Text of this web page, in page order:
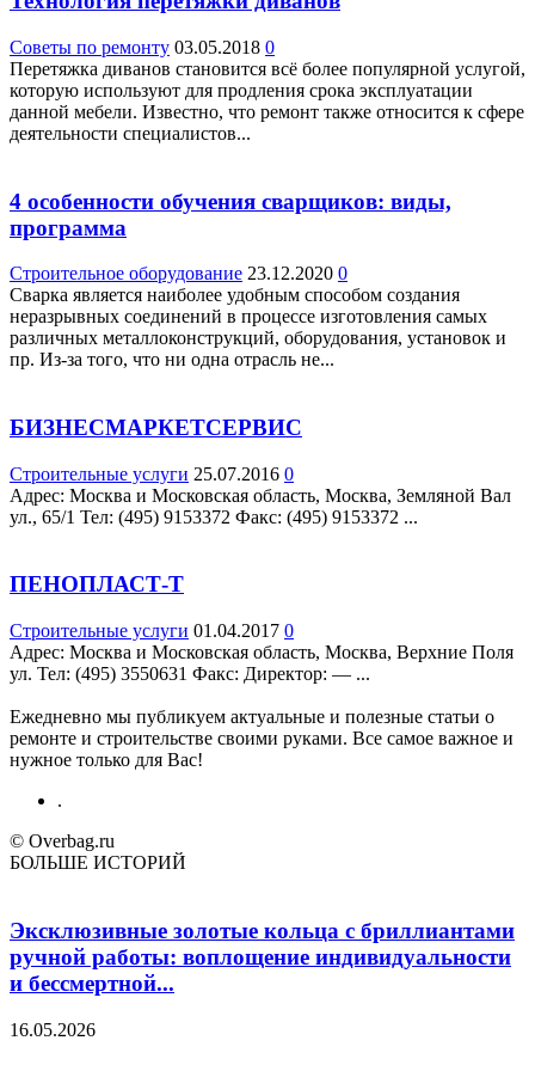
Советы по ремонту 03.05.2018 0
Перетяжка диванов становится всё более популярной услугой,
которую используют для продления срока эксплуатации
данной мебели. Известно, что ремонт также относится к сфере
деятельности специалистов...
4 особенности обучения сварщиков: виды,
программа
Строительное оборудование 23.12.2020 0
Сварка является наиболее удобным способом создания
неразрывных соединений в процессе изготовления самых
различных металлоконструкций, оборудования, установок и
пр. Из-за того, что ни одна отрасль не...
БИЗНЕСМАРКЕТСЕРВИС
Строительные услуги 25.07.2016 0
Адрес: Москва и Московская область, Москва, Земляной Вал
ул., 65/1 Teл: (495) 9153372 Факс: (495) 9153372 ...
ПЕНОПЛАСТ-Т
Строительные услуги 01.04.2017 0
Адрес: Москва и Московская область, Москва, Верхние Поля
ул. Teл: (495) 3550631 Факс: Директор: — ...
Ежедневно мы публикуем актуальные и полезные статьи о
ремонте и строительстве своими руками. Все самое важное и
нужное только для Вас!
.
© Overbag.ru
БОЛЬШЕ ИСТОРИЙ
Эксклюзивные золотые кольца с бриллиантами
ручной работы: воплощение индивидуальности
и бессмертной...
16.05.2026